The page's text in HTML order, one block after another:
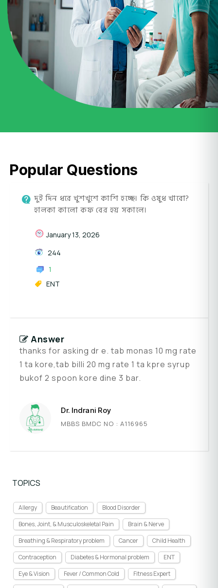
Popular Questions
দুই দিন ধরে খুশখুশে কাশি হচ্ছে। কি ওষুধ খাবো?
হালকা কালো কফ বের হয় সকালে।
January 13, 2026
244
1
ENT
Answer
thanks for asking dr e. tab monas 10 mg rate
1 ta kore,tab billi 20 mg rate 1 ta kpre syrup
bukof 2 spoon kore dine 3 bar.
Dr. Indrani Roy
MBBS BMDC NO : A116965
TOPICS
Allergy Beautification
Blood Disorder
Bones, Joint, & Musculoskeletal Pain
Brain & Nerve
Breathing & Respiratory problem
Cancer
Child Health
Contraception
Diabetes & Hormonal problem
ENT
Eye & Vision
Fever / Common Cold
Fitness Expert